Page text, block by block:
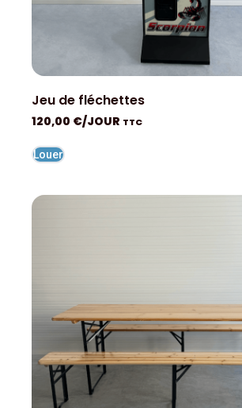
Jeu de fléchettes
120,00 €/JOUR TTC
Louer